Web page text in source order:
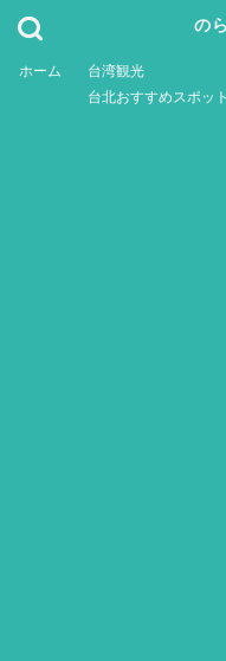
の
ホーム
台湾観光
台北おすすめスポット